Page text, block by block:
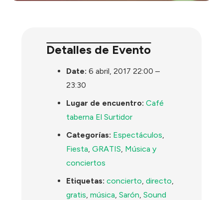
Detalles de Evento
Date: 6 abril, 2017 22:00 –
23:30
Lugar de encuentro: Café
taberna El Surtidor
Categorías: Espectáculos
Fiesta ,GRATIS Música y
conciertos
Etiquetas: concierto ,directo
gratis ,música ,Sarón ,Sound